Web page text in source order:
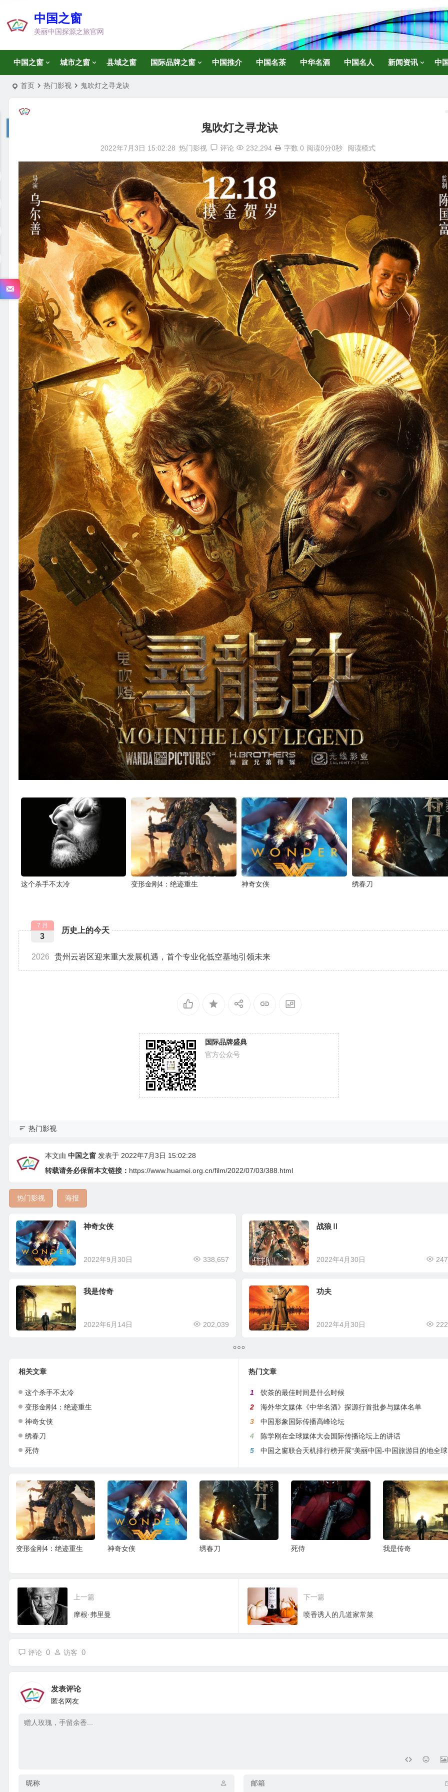
中国之窗
美丽中国探源之旅官网
中国之窗 城市之窗 县域之窗 国际品牌之窗 中国推介 中国名茶 中华名酒 中国名人 新闻资讯 中
首页 热门影视 鬼吹灯之寻龙诀
鬼吹灯之寻龙诀
2022年7月3日 15:02:28 热门影视 评论 232,294 字数 0 阅读0分0秒 阅读模式
这个杀手不太冷 变形金刚4：绝迹重生 神奇女侠 绣春刀
历史上的今天
7 月
3
2026 贵州云岩区迎来重大发展机遇，首个专业化低空基地引领未来
国际品牌盛典
官方公众号
热门影视
本文由 中国之窗发表于 2022年7月3日 15:02:28
转载请务必保留本文链接： https://www.huamei.org.cn/film/2022/07/03/388.html
热门影视 海报
神奇女侠
2022年9月30日 338,657
战狼Ⅱ
2022年4月30日
我是传奇
2022年6月14日 202,039
功夫
2022年4月30日
相关文章
这个杀手不太冷
变形金刚4：绝迹重生
神奇女侠
绣春刀
死侍
热门文章
1
饮茶的最佳时间是什么时候
2
海外华文媒体《中华名酒》探源行首批参与媒体名单
3
中国形象国际传播高峰论坛
4
陈学刚在全球媒体大会国际传播论坛上的讲话
5
中国之窗联合天机排行榜开展“美丽中国-中国旅游目的地全球推介行动”
神奇女侠 绣春刀 死侍 我是传奇 功夫
上一篇
摩根·弗里曼
下一篇
喷香诱人的几道家常菜
评论 0 访客 0
发表评论
匿名网友
昵称 邮箱